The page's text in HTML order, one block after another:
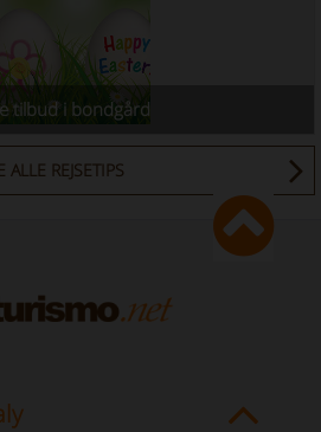
tilbud i bondgård
ALLE REJSETIPS